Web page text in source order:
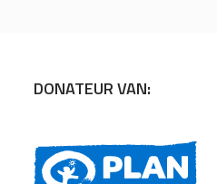
DONATEUR VAN: